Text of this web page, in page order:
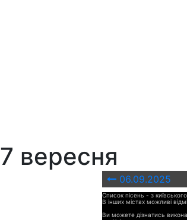
7 вересня
06.09.2025
Список пісень - з київського
В інших містах можливі
Ви можете дізнатись